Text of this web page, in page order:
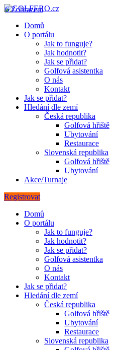
Domů
O portálu
Jak to funguje?
Jak hodnotit?
Jak se přidat?
Golfová asistentka
O nás
Kontakt
Jak se přidat?
Hledání dle zemí
Česká republika
Golfová hřiště
Ubytování
Restaurace
Slovenská republika
Golfová hřiště
Ubytování
Akce/Turnaje
Registrovat
Domů
O portálu
Jak to funguje?
Jak hodnotit?
Jak se přidat?
Golfová asistentka
O nás
Kontakt
Jak se přidat?
Hledání dle zemí
Česká republika
Golfová hřiště
Ubytování
Restaurace
Slovenská republika
6 Zobrazení